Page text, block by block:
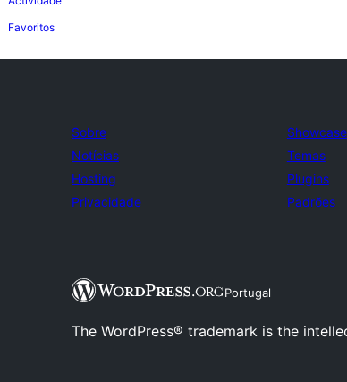
Favoritos
Sobre
Notícias
Hosting
Privacidade
Showcase
Temas
Plugins
Padrões
Portugal
The WordPress® trademark is the